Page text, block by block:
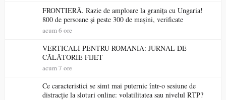
FRONTIERĂ. Razie de amploare la granița cu Ungaria!
800 de persoane și peste 300 de mașini, verificate
acum 6 ore
VERTICALI PENTRU ROMÂNIA: JURNAL DE
CĂLĂTORIE FIJET
acum 7 ore
Ce caracteristici se simt mai puternic într-o sesiune de
distracție la sloturi online: volatilitatea sau nivelul RTP?